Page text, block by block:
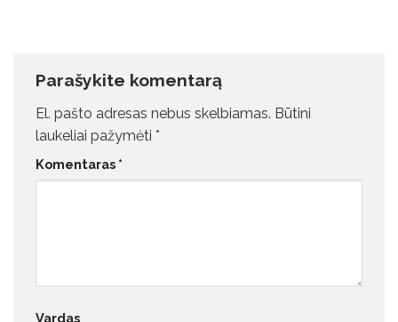
Parašykite komentarą
El. pašto adresas nebus skelbiamas. Būtini
laukeliai pažymėti *
Komentaras *
Vardas